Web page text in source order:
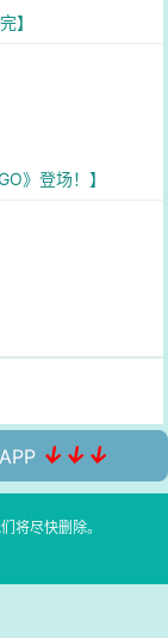
】
》登场！】
↓↓↓
将尽快删除。